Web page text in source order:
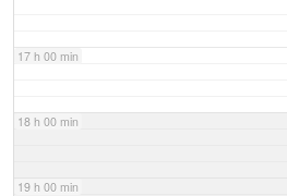
17 h 00 min
18 h 00 min
19 h 00 min